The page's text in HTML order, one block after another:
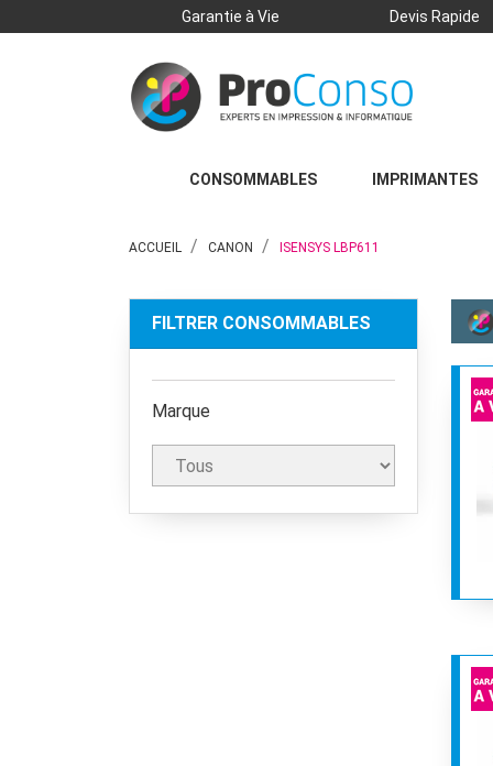
Garantie à Vie Devis Rapide
CONSOMMABLES IMPRIMANTES
ACCUEIL CANON ISENSYS LBP611
FILTRER CONSOMMABLES
Marque